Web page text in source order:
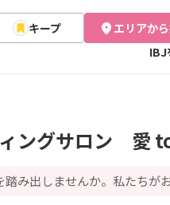
キープ
エリアか
IBJ
ングサロン 愛
踏み出しませんか。私たちが